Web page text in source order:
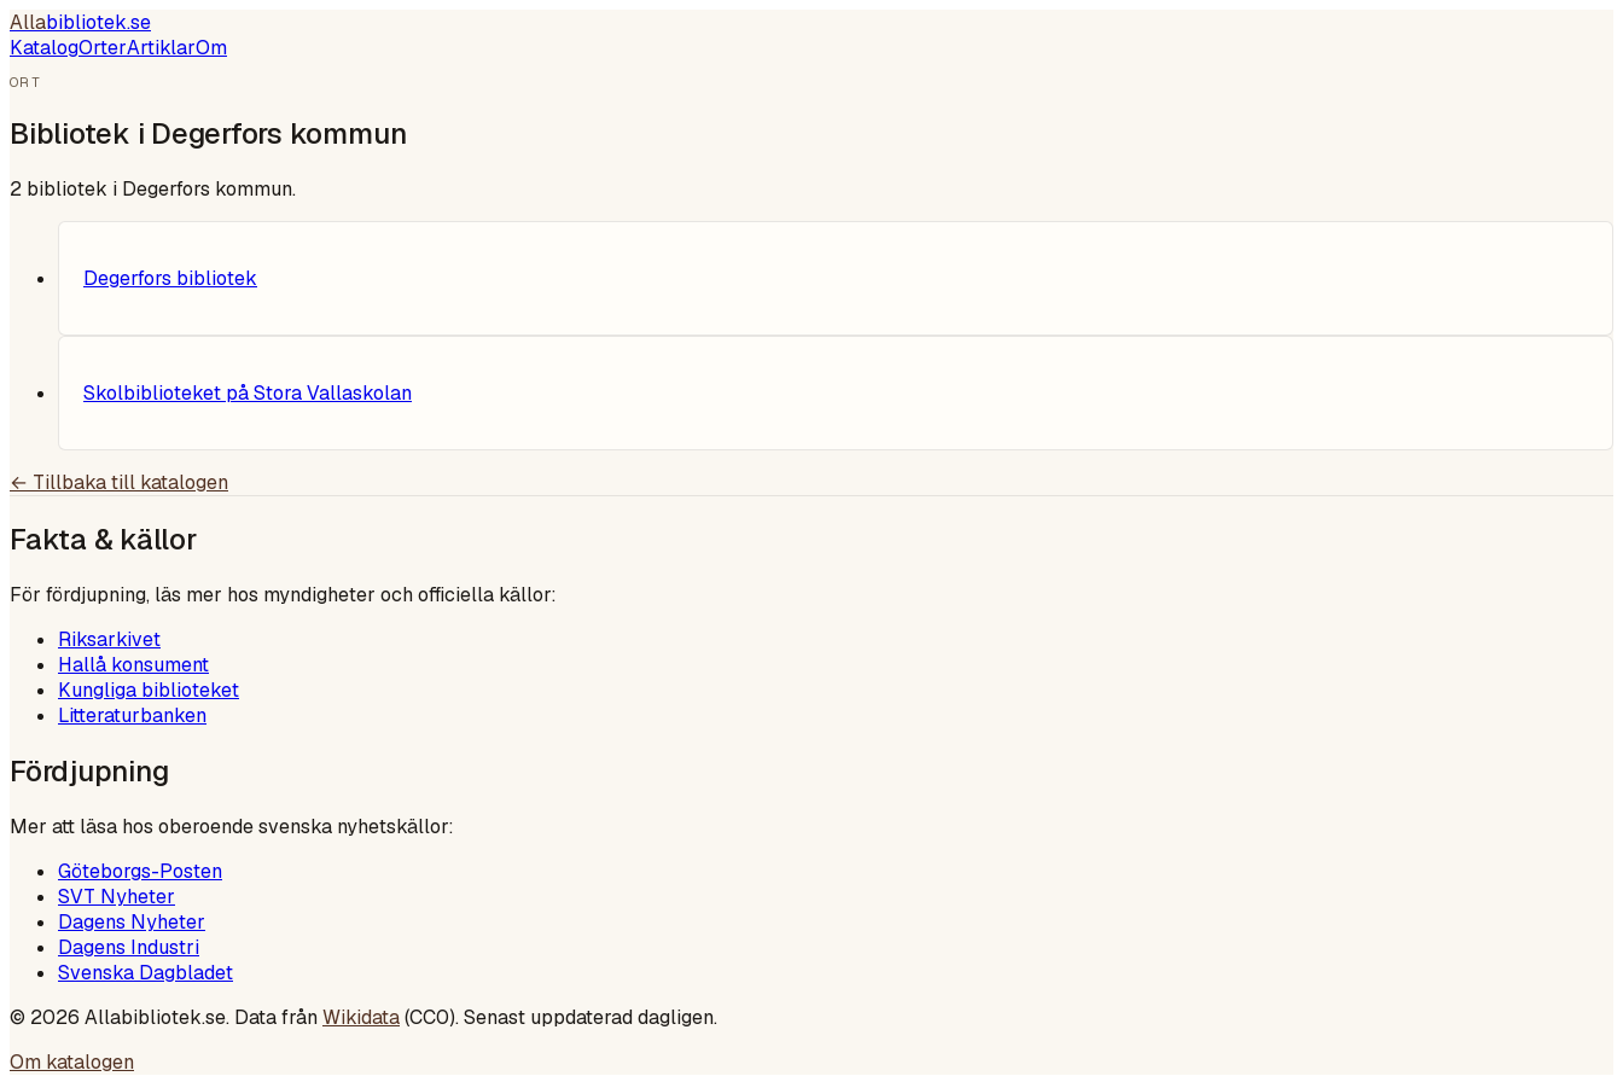
Allabibliotek.se
KatalogOrterArtiklarOm
ORT
Bibliotek i Degerfors kommun
2 bibliotek i Degerfors kommun.
Degerfors bibliotek
Skolbiblioteket på Stora Vallaskolan
← Tillbaka till katalogen
Fakta & källor
För fördjupning, läs mer hos myndigheter och officiella källor:
Riksarkivet
Hallå konsument
Kungliga biblioteket
Litteraturbanken
Fördjupning
Mer att läsa hos oberoende svenska nyhetskällor:
Göteborgs-Posten
SVT Nyheter
Dagens Nyheter
Dagens Industri
Svenska Dagbladet
© 2026 Allabibliotek.se. Data frånWikidata(CC0). Senast uppdaterad dagligen.
Om katalogen